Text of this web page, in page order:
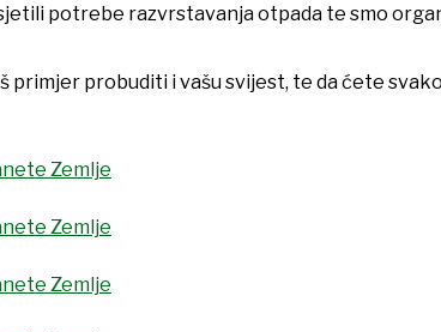
potrebe razvrstavanja otpada te smo
primjer probuditi i vašu svijest, te da ćete